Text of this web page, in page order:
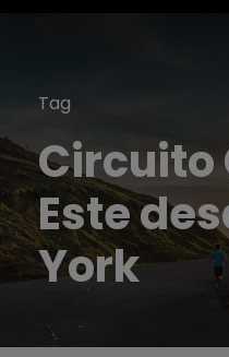
Tag
Circuito
Este
York